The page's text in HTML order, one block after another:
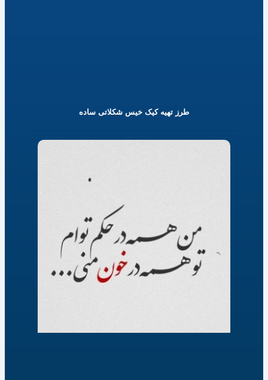
طرز تهیه کیک خیس شکلاتی ساده